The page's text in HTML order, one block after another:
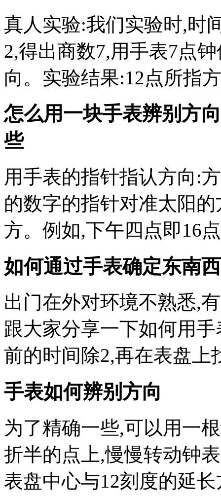
真人实验:我们实验时,时
2,得出商数7,用手表7点
向。实验结果:12点所指
怎么用一块手表辨别方
些
用手表的指针指认方向:
的数字的指针对准太阳
方。例如,下午四点即16
如何通过手表确定东南
出门在外对环境不熟悉,
跟大家分享一下如何用
前的时间除2,再在表盘上
手表如何辨别方向
为了精确一些,可以用一
折半的点上,慢慢转动钟
表盘中心与12刻度的延